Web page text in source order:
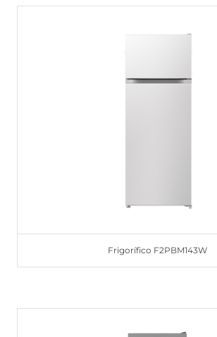
Frigorífico F2PBM143W